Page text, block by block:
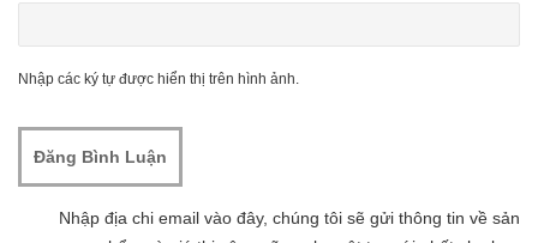
Nhập các ký tự được hiển thị trên hình ảnh.
Nhập địa chi email vào đây, chúng tôi sẽ gửi thông tin về sản